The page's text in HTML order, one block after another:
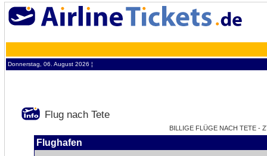
Donnerstag, 06. August 2026 ¦
Flug nach Tete
BILLIGE FLÜGE NACH TETE -
Flughafen